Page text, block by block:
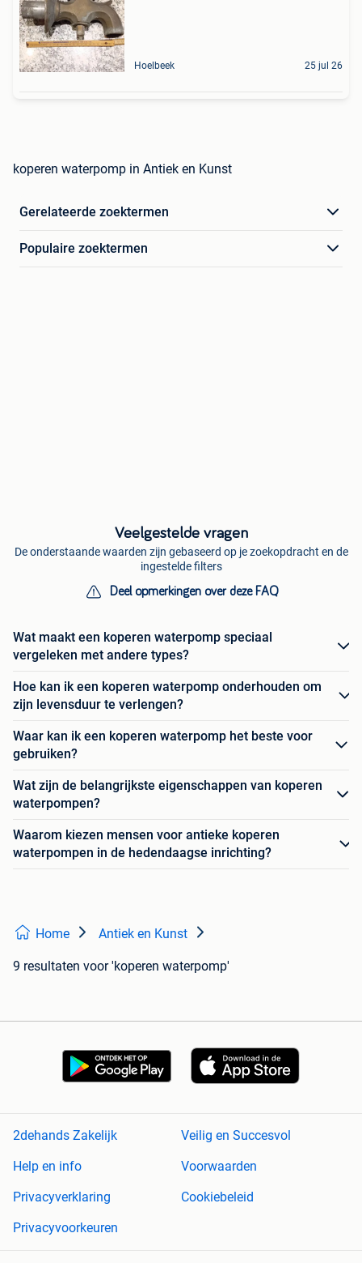
Hoelbeek 25 jul 26
koperen waterpomp in Antiek en Kunst
Gerelateerde zoektermen
Populaire zoektermen
Veelgestelde vragen
De onderstaande waarden zijn gebaseerd op je zoekopdracht en de
ingestelde filters
Deel opmerkingen over deze FAQ
Wat maakt een koperen waterpomp speciaal
vergeleken met andere types?
Hoe kan ik een koperen waterpomp onderhouden om
zijn levensduur te verlengen?
Waar kan ik een koperen waterpomp het beste voor
gebruiken?
Wat zijn de belangrijkste eigenschappen van koperen
waterpompen?
Waarom kiezen mensen voor antieke koperen
waterpompen in de hedendaagse inrichting?
Home Antiek en Kunst
9 resultaten voor 'koperen waterpomp'
2dehands Zakelijk
Veilig en Succesvol
Help en info
Voorwaarden
Privacyverklaring
Cookiebeleid
Privacyvoorkeuren